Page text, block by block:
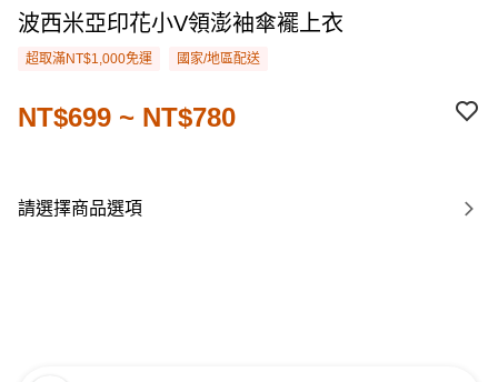
波西米亞印花小V領澎袖傘襬上衣
超取滿NT$1,000免運 國家/地區配送
NT$699 ~ NT$780
請選擇商品選項